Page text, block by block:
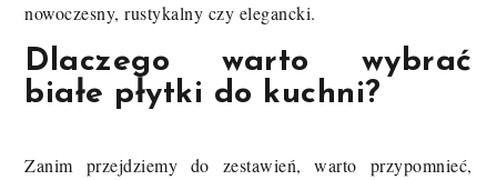
nowoczesny, rustykalny czy elegancki.
Dlaczego warto wybrać
białe płytki do kuchni?
Zanim przejdziemy do zestawień, warto przypomnieć,